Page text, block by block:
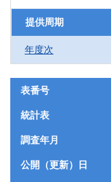
提供周期
年度次
表番号
統計表
調査年月
公開（更新）日